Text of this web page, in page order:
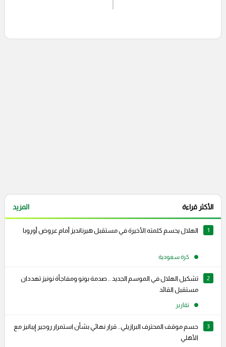
الأكثر قراءة المزيد
1 الهلال يحسم كلمته الأخيرة في مستقبل هيرنانديز أمام عروض أوروبا
كرة سعودية
2
تشكيل الهلال في الموسم الجديد .. صدمة بونو ومفاجأة نونيز تهددان
مستقبل القائد
تقارير
3
حسم موقف المحترف البرازيلي.. قرار نهائي بشأن استمرار روجير إيبانيز مع
الأهلي